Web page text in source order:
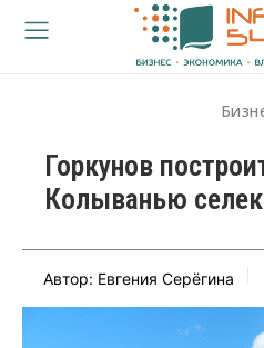
Горкунов
Колыванью
Автор: Евгения Серёгина